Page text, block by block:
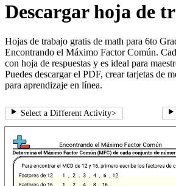
Descargar hoja de
Hojas de trabajo gratis de math para 6to
Encontrando el Máximo Factor Común.
con hoja de respuestas y es ideal para
Puedes descargar el PDF, crear tarjetas de
para aprendizaje en línea.
Select a Different Activity>